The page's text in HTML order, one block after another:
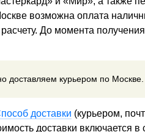
возможна оплата
До момента
доставляем курьером по Москве.
доставки (курьером,
доставки включается в